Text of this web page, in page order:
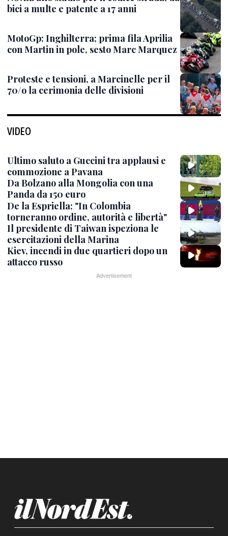
bici a multe e patente a 17 anni
MotoGp: Inghilterra; prima fila Aprilia
con Martin in pole, sesto Marc Marquez
Proteste e tensioni, a Marcinelle per il
70/o la cerimonia delle divisioni
VIDEO
Ultimo saluto a Guccini tra applausi e
commozione a Pavana
Da Bolzano alla Mongolia con una
Panda da 150 euro
De la Espriella: "In Colombia
torneranno ordine, autorità e libertà"
Il presidente di Taiwan ispeziona le
esercitazioni della Marina
Kiev, incendi in due quartieri dopo un
attacco russo